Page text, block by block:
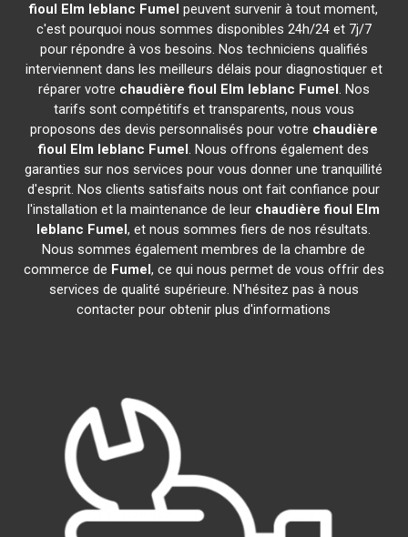
fioul Elm leblanc Fumel peuvent survenir à tout moment,
c'est pourquoi nous sommes disponibles 24h/24 et 7j/7
pour répondre à vos besoins. Nos techniciens qualifiés
interviennent dans les meilleurs délais pour diagnostiquer et
réparer votre chaudière fioul Elm leblanc Fumel. Nos
tarifs sont compétitifs et transparents, nous vous
proposons des devis personnalisés pour votre chaudière
fioul Elm leblanc Fumel. Nous offrons également des
garanties sur nos services pour vous donner une tranquillité
d'esprit. Nos clients satisfaits nous ont fait confiance pour
l'installation et la maintenance de leur chaudière fioul Elm
leblanc Fumel, et nous sommes fiers de nos résultats.
Nous sommes également membres de la chambre de
commerce de Fumel, ce qui nous permet de vous offrir des
services de qualité supérieure. N'hésitez pas à nous
contacter pour obtenir plus d'informations